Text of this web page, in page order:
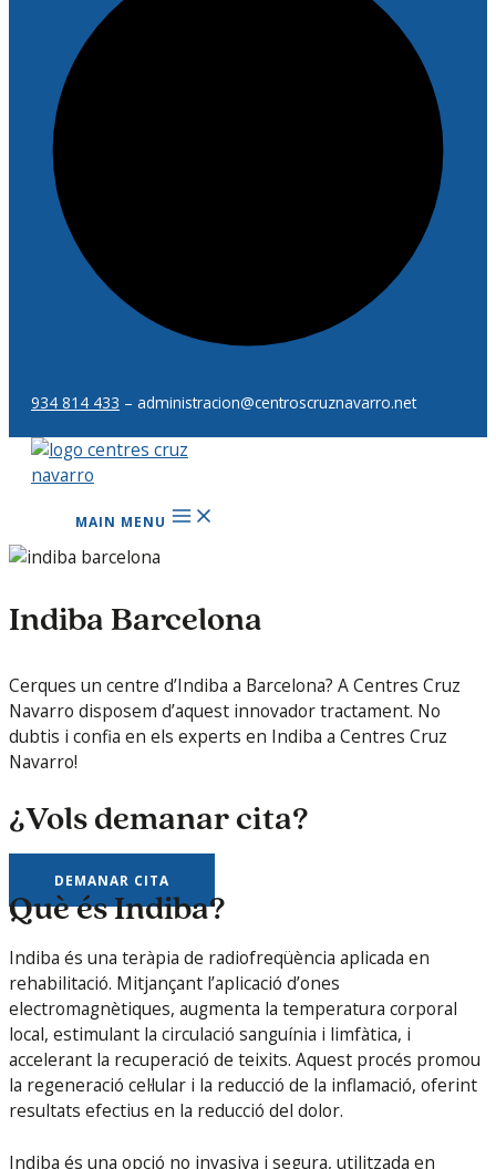
934 814 433 – administracion@centroscruznavarro.net
MAIN MENU
Indiba Barcelona
Cerques un centre d’Indiba a Barcelona? A Centres Cruz
Navarro disposem d’aquest innovador tractament. No
dubtis i confia en els experts en Indiba a Centres Cruz
Navarro!
¿Vols demanar cita?
DEMANAR CITA
Què és Indiba?
Indiba és una teràpia de radiofreqüència aplicada en
rehabilitació. Mitjançant l’aplicació d’ones
electromagnètiques, augmenta la temperatura corporal
local, estimulant la circulació sanguínia i limfàtica, i
accelerant la recuperació de teixits. Aquest procés promou
la regeneració cel·lular i la reducció de la inflamació, oferint
resultats efectius en la reducció del dolor.
Indiba és una opció no invasiva i segura, utilitzada en